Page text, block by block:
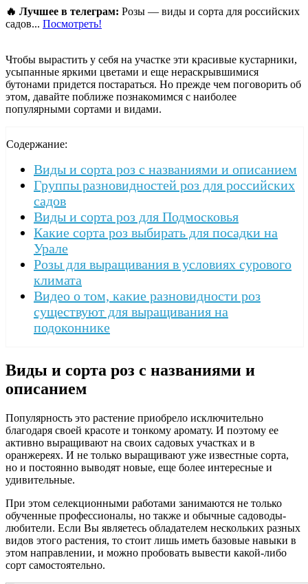
🔥 Лучшее в телеграм: Розы — виды и сорта для российских
садов... Посмотреть!
Чтобы вырастить у себя на участке эти красивые кустарники,
усыпанные яркими цветами и еще нераскрывшимися
бутонами придется постараться. Но прежде чем поговорить об
этом, давайте поближе познакомимся с наиболее
популярными сортами и видами.
Содержание:
Виды и сорта роз с названиями и описанием
Группы разновидностей роз для российских
садов
Виды и сорта роз для Подмосковья
Какие сорта роз выбирать для посадки на
Урале
Розы для выращивания в условиях сурового
климата
Видео о том, какие разновидности роз
существуют для выращивания на
подоконнике
Виды и сорта роз с названиями и
описанием
Популярность это растение приобрело исключительно
благодаря своей красоте и тонкому аромату. И поэтому ее
активно выращивают на своих садовых участках и в
оранжереях. И не только выращивают уже известные сорта,
но и постоянно выводят новые, еще более интересные и
удивительные.
При этом селекционными работами занимаются не только
обученные профессионалы, но также и обычные садоводы-
любители. Если Вы являетесь обладателем нескольких разных
видов этого растения, то стоит лишь иметь базовые навыки в
этом направлении, и можно пробовать вывести какой-либо
сорт самостоятельно.